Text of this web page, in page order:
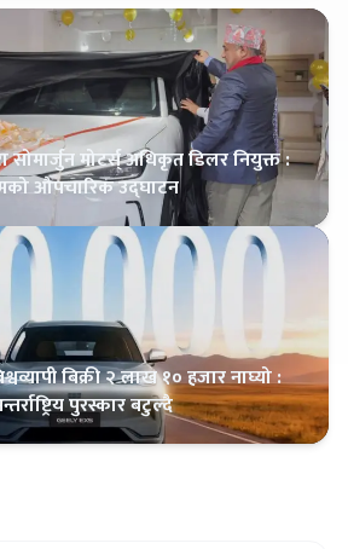
सोमार्जुन मोटर्स् अधिकृत डिलर नियुक्त :
औपचारिक उद्घाटन
बिक्री २ लाख १० हजार नाघ्यो :
पुरस्कार बटुल्दै